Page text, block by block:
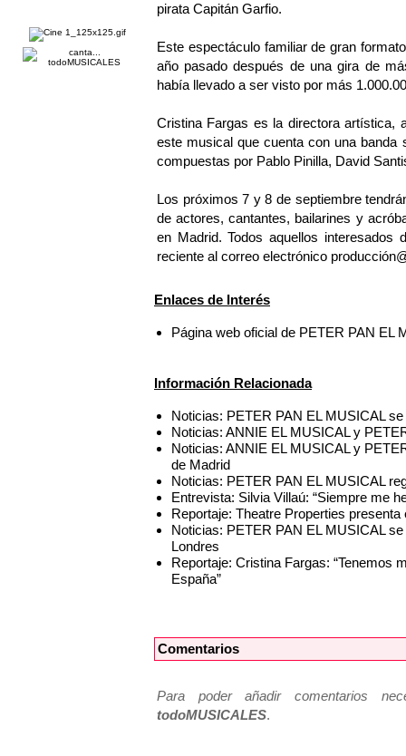
pirata Capitán Garfio.
Este espectáculo familiar de gran
año pasado después de una gira de
había llevado a ser visto por más
Cristina Fargas es la directora artística,
este musical que cuenta con una banda
compuestas por Pablo Pinilla, David
Los próximos 7 y 8 de septiembre
de actores, cantantes, bailarines y
en Madrid. Todos aquellos interesados
reciente al correo electrónico
Enlaces de Interés
Página web oficial de PETER PAN EL
Información Relacionada
Noticias: PETER PAN EL MUSICAL
Noticias: ANNIE EL MUSICAL y
Noticias: ANNIE EL MUSICAL y
de Madrid
Noticias: PETER PAN EL MUSICAL
Entrevista: Silvia Villaú: “Siempre me
Reportaje: Theatre Properties
Noticias: PETER PAN EL MUSICAL
Londres
Reportaje: Cristina Fargas: “Tenemos
España”
Comentarios
Para poder añadir comentarios
todoMUSICALES.